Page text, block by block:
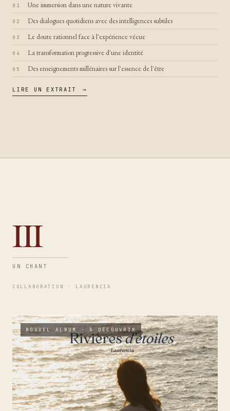
Une immersion dans une nature vivante
Des dialogues quotidiens avec des intelligences subtiles
Le doute rationnel face à l'expérience vécue
La transformation progressive d'une identité
Des enseignements millénaires sur l'essence de l'être
LIRE UN EXTRAIT
III
UN CHANT
COLLABORATION · LAURENCIA
NOUVEL ALBUM · À DÉCOUVRIR